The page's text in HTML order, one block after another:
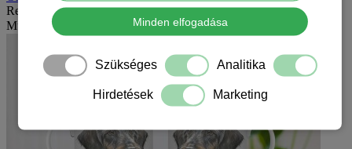
Rendezés:
Mutat:
Minden elfogadása
Szükséges Analitika
Hirdetések Marketing